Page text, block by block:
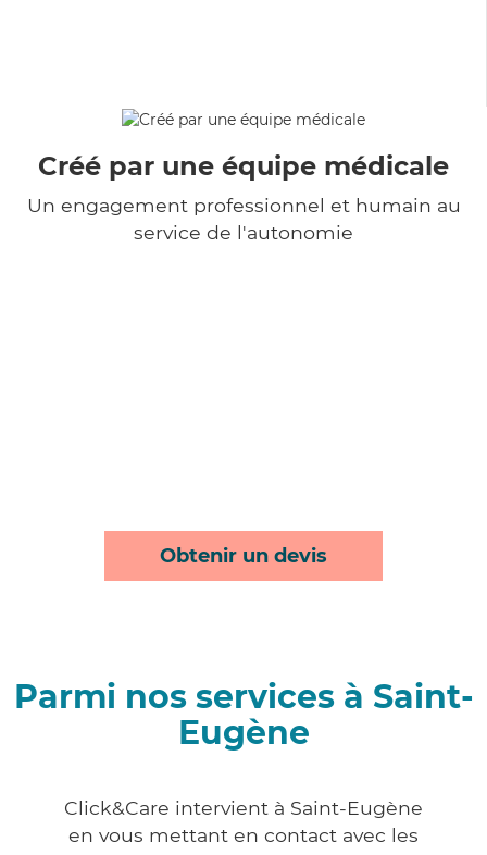
Créé par une équipe médicale
Un engagement professionnel et humain au
service de l'autonomie
Obtenir un devis
Parmi nos services à Saint-
Eugène
Click&Care intervient à Saint-Eugène
en vous mettant en contact avec les